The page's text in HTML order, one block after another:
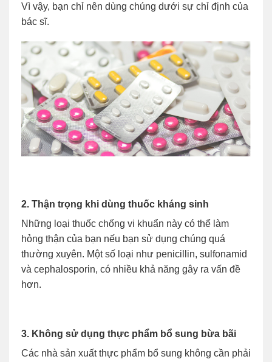
Vì vậy, bạn chỉ nên dùng chúng dưới sự chỉ định của
bác sĩ.
2. Thận trọng khi dùng thuốc kháng sinh
Những loại thuốc chống vi khuẩn này có thể làm
hỏng thận của bạn nếu bạn sử dụng chúng quá
thường xuyên. Một số loại như penicillin, sulfonamid
và cephalosporin, có nhiều khả năng gây ra vấn đề
hơn.
3. Không sử dụng thực phẩm bổ sung bừa bãi
Các nhà sản xuất thực phẩm bổ sung không cần phải